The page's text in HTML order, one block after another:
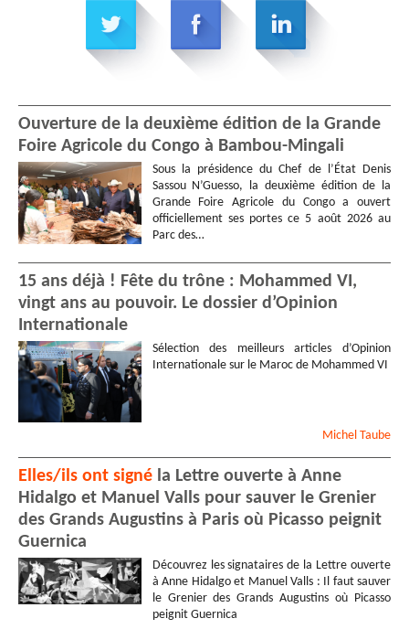
Ouverture de la deuxième édition de la Grande
Foire Agricole du Congo à Bambou-Mingali
Sous la présidence du Chef de l’État Denis
Sassou N’Guesso, la deuxième édition de la
Grande Foire Agricole du Congo a ouvert
officiellement ses portes ce 5 août 2026 au
Parc des…
15 ans déjà ! Fête du trône : Mohammed VI,
vingt ans au pouvoir. Le dossier d’Opinion
Internationale
Sélection des meilleurs articles d’Opinion
Internationale sur le Maroc de Mohammed VI
Michel Taube
Elles/ils ont signé la Lettre ouverte à Anne
Hidalgo et Manuel Valls pour sauver le Grenier
des Grands Augustins à Paris où Picasso peignit
Guernica
Découvrez les signataires de la Lettre ouverte
à Anne Hidalgo et Manuel Valls : Il faut sauver
le Grenier des Grands Augustins où Picasso
peignit Guernica